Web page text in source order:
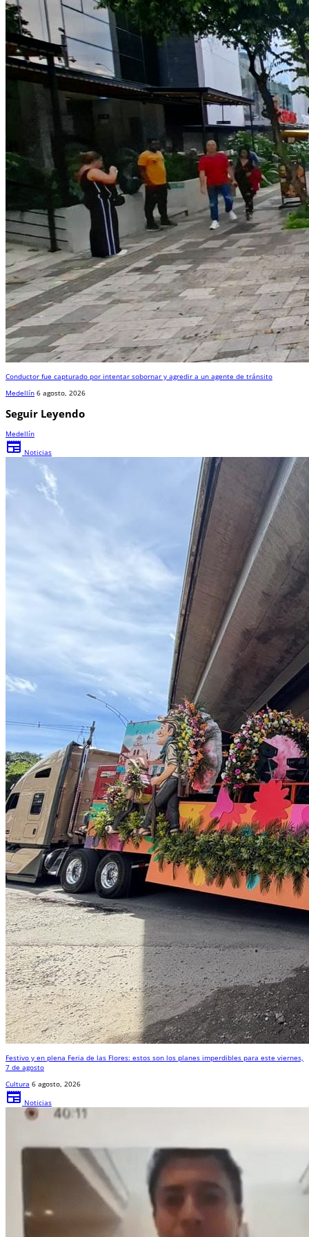
Conductor fue capturado por intentar sobornar y agredir a un agente de tránsito
Medellín 6 agosto, 2026
Seguir Leyendo
Medellín
newspaper Noticias
Festivo y en plena Feria de las Flores: estos son los planes imperdibles para este viernes,
7 de agosto
Cultura 6 agosto, 2026
newspaper Noticias